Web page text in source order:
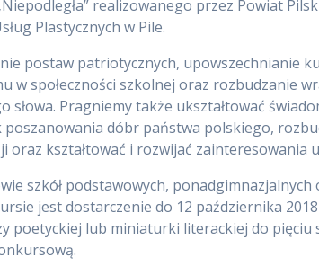
realizowanego przez Powiat
Plastycznych w Pile.
postaw patriotycznych, upowszechnianie
w społeczności szkolnej oraz rozbudzanie
słowa. Pragniemy także ukształtować
dóbr państwa polskiego,
oraz kształtować i rozwijać zainteresowania
szkół podstawowych, ponadgimnazjalnych
jest dostarczenie do 12 października
poetyckiej lub miniaturki literackiej do pięciu